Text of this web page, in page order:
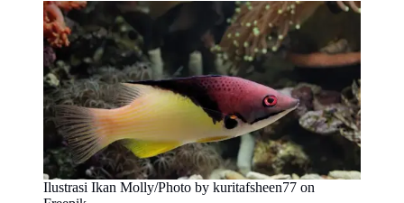
Ilustrasi Ikan Molly/Photo by kuritafsheen77 on